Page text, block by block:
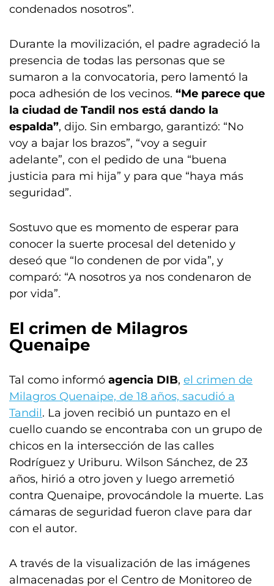
condenados nosotros”.
Durante la movilización, el padre agradeció la
presencia de todas las personas que se
sumaron a la convocatoria, pero lamentó la
poca adhesión de los vecinos. “Me parece que
la ciudad de Tandil nos está dando la
espalda”, dijo. Sin embargo, garantizó: “No
voy a bajar los brazos”, “voy a seguir
adelante”, con el pedido de una “buena
justicia para mi hija” y para que “haya más
seguridad”.
Sostuvo que es momento de esperar para
conocer la suerte procesal del detenido y
deseó que “lo condenen de por vida”, y
comparó: “A nosotros ya nos condenaron de
por vida”.
El crimen de Milagros
Quenaipe
Tal como informó agencia DIB, el crimen de
Milagros Quenaipe, de 18 años, sacudió a
Tandil. La joven recibió un puntazo en el
cuello cuando se encontraba con un grupo de
chicos en la intersección de las calles
Rodríguez y Uriburu. Wilson Sánchez, de 23
años, hirió a otro joven y luego arremetió
contra Quenaipe, provocándole la muerte. Las
cámaras de seguridad fueron clave para dar
con el autor.
A través de la visualización de las imágenes
almacenadas por el Centro de Monitoreo de